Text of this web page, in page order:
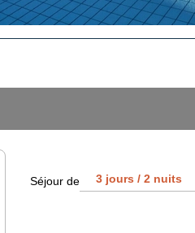
Séjour de